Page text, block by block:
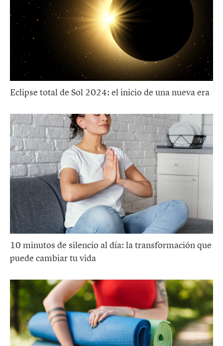
Eclipse total de Sol 2024: el inicio de una nueva era
10 minutos de silencio al día: la transformación que
puede cambiar tu vida